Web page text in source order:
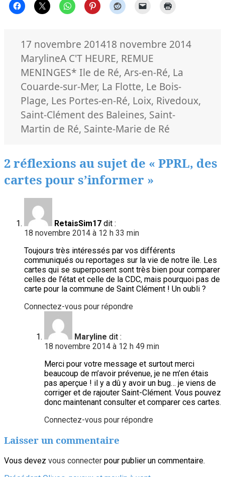
Publié
le
17 novembre 201418 novembre 2014Auteur
MarylineCatégories
A C'T HEURE, REMUE
MENINGESMots-
clés
* Ile de Ré,Ars-en-Ré, La
Couarde-sur-Mer, La Flotte, Le Bois-
Plage, Les Portes-en-Ré, Loix, Rivedoux,
Saint-Clément des Baleines, Saint-
Martin de Ré, Sainte-Marie de Ré
2 réflexions au sujet de « PPRL, des
cartes pour s’informer »
RetaisSim17 dit :
18 novembre 2014 à 12 h 33 min
Toujours très intéressés par vos différents
communiqués ou reportages sur la vie de notre île. Les
cartes qui se superposent sont très bien pour comparer
celles de l’état et celle de la CDC, mais pourquoi pas de
carte pour la commune de Saint Clément ! Un oubli ?
Connectez-vous pour répondre
Maryline dit :
18 novembre 2014 à 12 h 49 min
Merci pour votre message et surtout merci
beaucoup de m’avoir prévenue, je ne m’en étais
pas aperçue ! il y a dû y avoir un bug… je viens de
corriger et de rajouter Saint-Clément. Vous pouvez
donc maintenant consulter et comparer ces cartes.
Connectez-vous pour répondre
Laisser un commentaire
Vous devez vous connecter pour publier un commentaire.